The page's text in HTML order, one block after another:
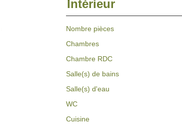
Intérieur
Nombre pièces
Chambres
Chambre RDC
Salle(s) de bains
Salle(s) d'eau
WC
Cuisine